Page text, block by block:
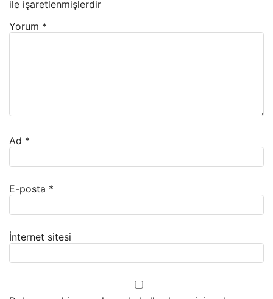
ile işaretlenmişlerdir
Yorum *
Ad *
E-posta *
İnternet sitesi